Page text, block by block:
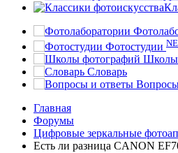
Фотостудии
Школы
Словарь
Главная
Форумы
Цифровые зеркальные
Есть ли разница CANON